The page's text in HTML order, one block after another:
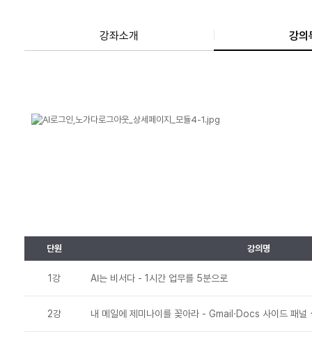
강좌소개 강의
단원 강의명
1강 AI는 비서다 - 1시간 업무를 5분으로
2강 내 메일에 제미나이를 꽂아라 - Gmail·Docs 사이드 패널